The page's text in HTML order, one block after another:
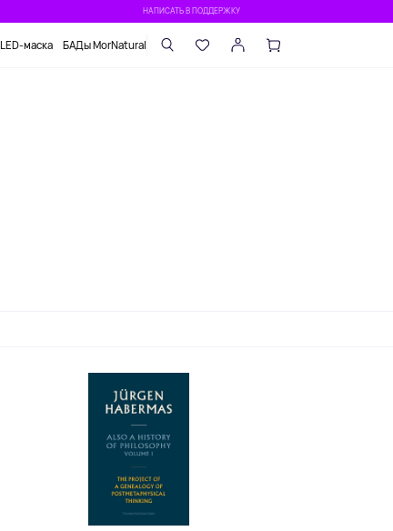
НАПИСАТЬ В ПОДДЕРЖКУ
LED-маска БАДы MorNatural